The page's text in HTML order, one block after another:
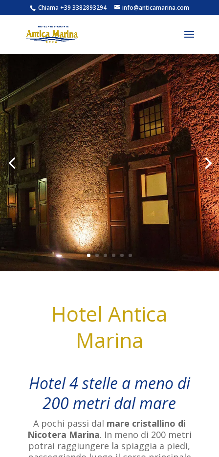
Chiama +39 3382893294 info@anticamarina.com
Hotel Antica
Marina
Hotel 4 stelle a meno di
200 metri dal mare
A pochi passi dal mare cristallino di
Nicotera Marina. In meno di 200 metri
potrai raggiungere la spiaggia a piedi,